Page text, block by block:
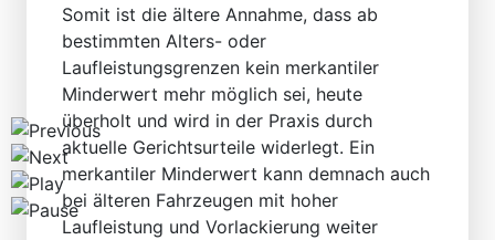
Somit ist die ältere Annahme, dass ab
bestimmten Alters- oder
Laufleistungsgrenzen kein merkantiler
Minderwert mehr möglich sei, heute
überholt und wird in der Praxis durch
aktuelle Gerichtsurteile widerlegt. Ein
merkantiler Minderwert kann demnach auch
bei älteren Fahrzeugen mit hoher
Laufleistung und Vorlackierung weiter